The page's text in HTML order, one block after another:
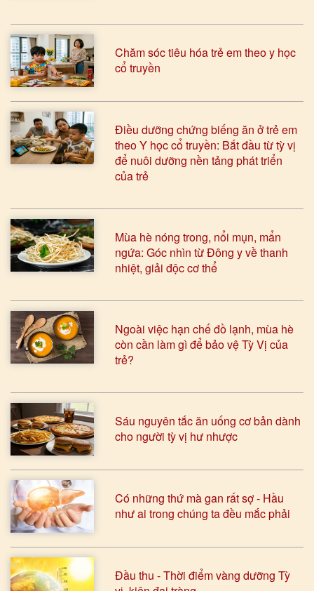
Chăm sóc tiêu hóa trẻ em theo y học
cổ truyền
Điều dưỡng chứng biếng ăn ở trẻ em
theo Y học cổ truyền: Bắt đầu từ tỳ vị
để nuôi dưỡng nền tảng phát triển
của trẻ
Mùa hè nóng trong, nổi mụn, mẩn
ngứa: Góc nhìn từ Đông y về thanh
nhiệt, giải độc cơ thể
Ngoài việc hạn chế đồ lạnh, mùa hè
còn cần làm gì để bảo vệ Tỳ Vị của
trẻ?
Sáu nguyên tắc ăn uống cơ bản dành
cho người tỳ vị hư nhược
Có những thứ mà gan rất sợ - Hầu
như ai trong chúng ta đều mắc phải
Đầu thu - Thời điểm vàng dưỡng Tỳ